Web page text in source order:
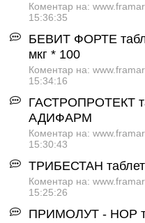
Коментар на:
15:36:35
БЕВИТ ФОРТЕ
мкг * 100
Коментар на:
15:34:16
ГАСТРОПРОТЕКТ
АДИФАРМ
Коментар на:
15:30:43
ТРИБЕСТАН
Коментар на:
15:25:26
ПРИМОЛУТ - НОР